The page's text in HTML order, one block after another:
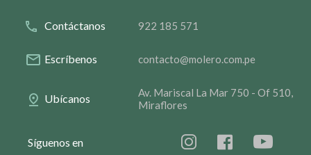
Contáctanos 922 185 571
Escríbenos contacto@molero.com.pe
Ubícanos
Av. Mariscal La Mar 750 - Of 510,
Miraflores
Síguenos en